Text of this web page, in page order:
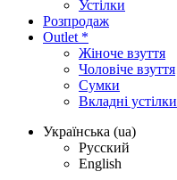
Устілки
Розпродаж
Outlet *
Жіноче взуття
Чоловіче взуття
Сумки
Вкладні устілки
Українська (ua)
Русский
English